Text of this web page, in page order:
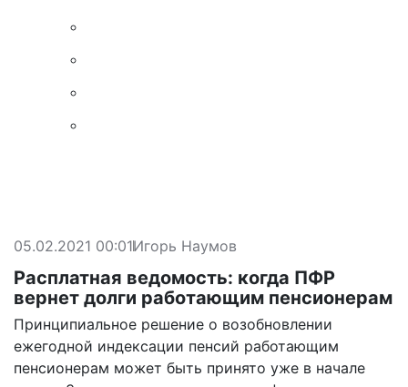
05.02.2021 00:01Игорь Наумов
Расплатная ведомость: когда ПФР
вернет долги работающим пенсионерам
Принципиальное решение о возобновлении
ежегодной индексации пенсий работающим
пенсионерам может быть принято уже в начале